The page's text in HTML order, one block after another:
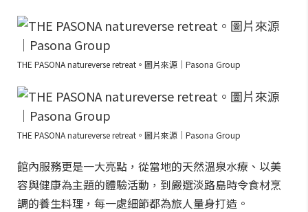
THE PASONA natureverse retreat。圖片來源｜Pasona Group
THE PASONA natureverse retreat。圖片來源｜Pasona Group
館內服務更是一大亮點，從當地的天然溫泉水療、以美
容與健康為主題的體驗活動，到嚴選淡路島時令食材烹
調的養生料理，每一處細節都為旅人量身打造。